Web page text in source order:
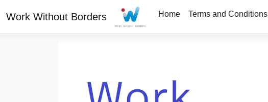
Work Without Borders Home Terms and Conditions